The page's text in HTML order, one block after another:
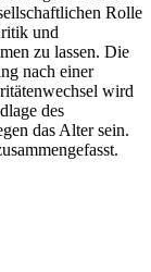
Rolle
und
zu lassen. Die
nach einer
wird
des
das Alter sein.